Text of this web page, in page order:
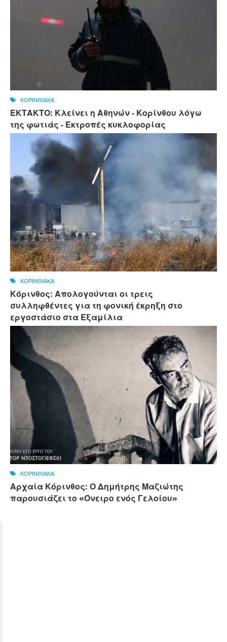
ΚΟΡΙΝΘΙΑΚΑ
ΕΚΤΑΚΤΟ: Κλείνει η Αθηνών - Κορίνθου λόγω
της φωτιάς - Εκτροπές κυκλοφορίας
ΚΟΡΙΝΘΙΑΚΑ
Κόρινθος: Απολογούνται οι τρεις
συλληφθέντες για τη φονική έκρηξη στο
εργοστάσιο στα Εξαμίλια
ΚΟΡΙΝΘΙΑΚΑ
Αρχαία Κόρινθος: Ο Δημήτρης Μαζιώτης
παρουσιάζει το «Όνειρο ενός Γελοίου»